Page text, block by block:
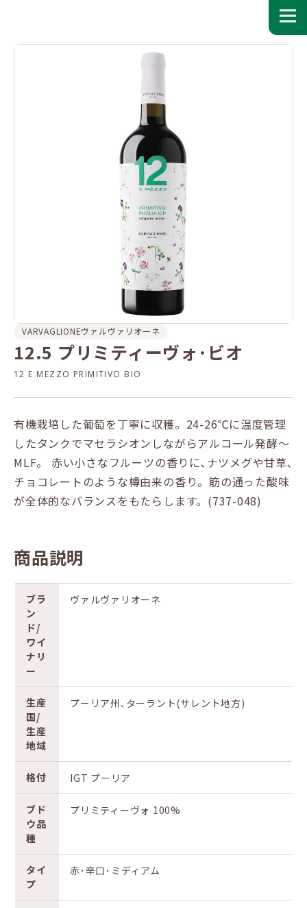
VARVAGLIONEヴァルヴァリオーネ
12.5 プリミティーヴォ･ビオ
12 E MEZZO PRIMITIVO BIO
有機栽培した葡萄を丁寧に収穫。24-26℃に温度管理
したタンクでマセラシオンしながらアルコール発酵～
MLF。 赤い小さなフルーツの香りに､ナツメグや甘草､
チョコレートのような樽由来の香り。筋の通った酸味
が全体的なバランスをもたらします。(737-048)
商品説明
ブラ
ン
ド/
ワイ
ナリ
ー
ヴァルヴァリオーネ
生産
国/
生産
地域
プーリア州､ターラント(サレント地方)
格付 IGT プーリア
ブド
ウ品
種
プリミティーヴォ 100%
タイ
プ
赤･辛口･ミディアム